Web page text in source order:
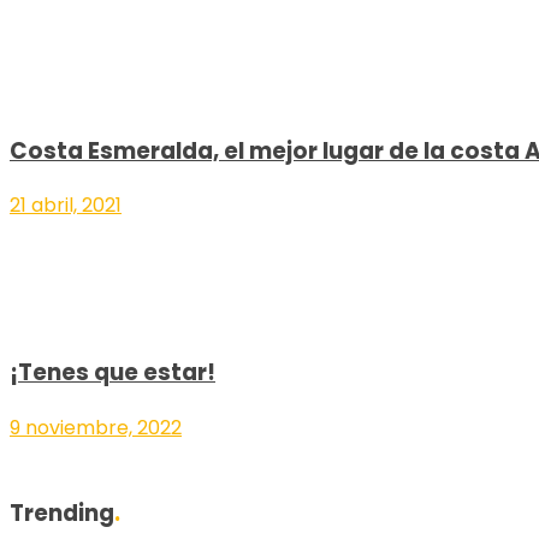
Costa Esmeralda, el mejor lugar de la costa
21 abril, 2021
¡Tenes que estar!
9 noviembre, 2022
Trending.